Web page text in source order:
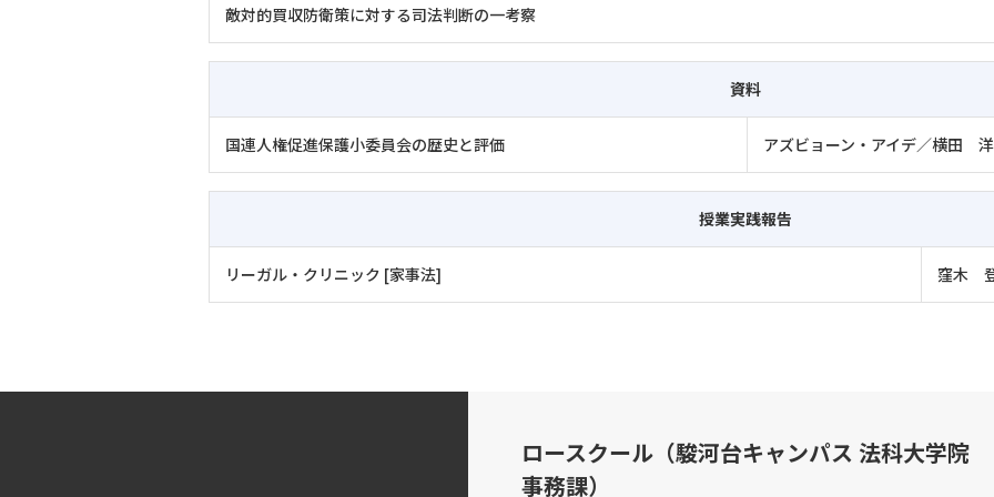
敵対的買収防衛策に対する司法判断の一考察
資料
国連人権促進保護小委員会の歴史と評価 アズビョーン・アイデ／横田
授業実践報告
リーガル・クリニック [家事法] 窪木
ロースクール（駿河台キャンパス 法科大学院
事務課）